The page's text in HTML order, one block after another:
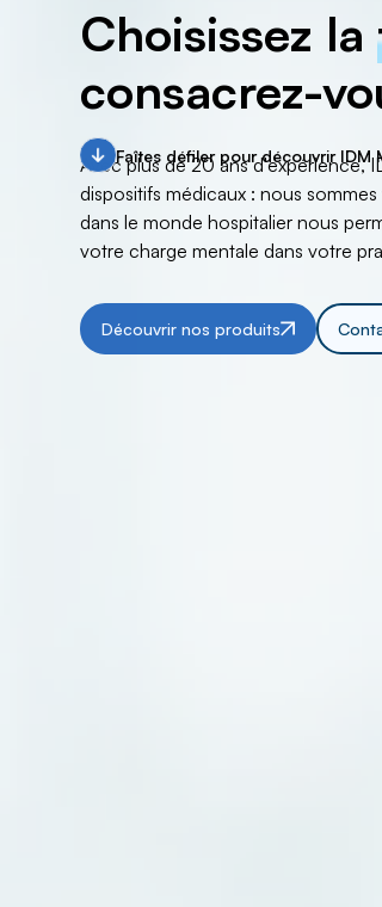
Choisissez la
consacrez-
Avec plus de 20 ans d'expérience, I
dispositifs médicaux : nous
dans le monde hospitalier nous
votre charge mentale dans votre
Faîtes défiler pour découvrir IDM
Découvrir nos produits